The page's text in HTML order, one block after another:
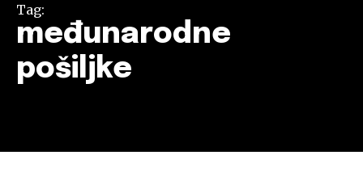
Tag:
međunarodne
pošiljke